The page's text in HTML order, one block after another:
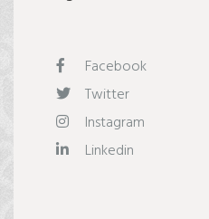
Facebook
Twitter
Instagram
Linkedin